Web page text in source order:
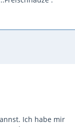
Ich habe mir